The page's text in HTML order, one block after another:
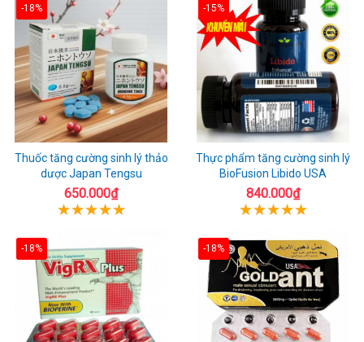
-18%
Thuốc tăng cường sinh lý thảo
dược Japan Tengsu
650.000₫
-15%
Thực phẩm tăng cường sinh lý
BioFusion Libido USA
840.000₫
-18% -18%